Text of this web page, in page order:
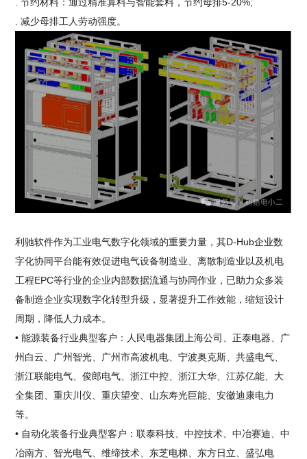
. 减少母排工人劳动强度。
利驰软件作为工业电气数字化领域的重要力量，其D-Hub企业数
字化协同平台能有效促进电气设备制造业、离散制造业以及机电
工程EPC等行业的企业内部数据流通与协同作业，已助力众多装
备制造企业实现数字化转型升级，显著提升工作效能，缩短设计
周期，降低人力成本。
• 能源装备行业典型客户：人民电器集团上海公司、正泰电器、广
州白云、广州智光、广州市高波机电、宁波奥克斯、共盛电气、
浙江联能电气、俊郎电气、浙江中控、浙江大华、江苏亿能、大
全集团、重庆川仪、重庆望变、山东寿光巨能、安徽迪康电力
等。
• 自动化装备行业典型客户：联泰科技、中控技术、中冶赛迪、中
冶南方、智光电气、维缔技术、东芝电梯、东方日立、盛弘电